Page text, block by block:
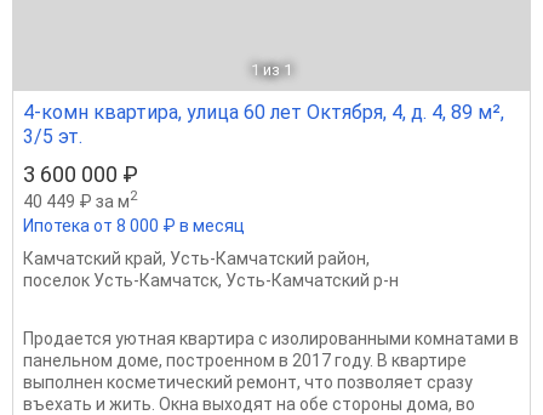
1 из 1
4-комн квартира, улица 60 лет Октября, 4, д. 4, 89 м²,
3/5 эт.
3 600 000 ₽
40 449 ₽ за м2
Ипотека от 8 000 ₽ в месяц
Камчатский край, Усть-Камчатский район,
поселок Усть-Камчатск, Усть-Камчатский р-н
Продается уютная квартира с изолированными комнатами в
панельном доме, построенном в 2017 году. В квартире
выполнен косметический ремонт, что позволяет сразу
въехать и жить. Окна выходят на обе стороны дома, во